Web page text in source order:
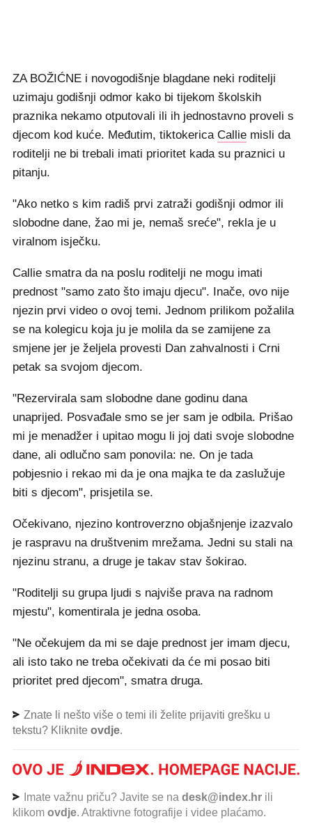
ZA BOŽIĆNE i novogodišnje blagdane neki roditelji
uzimaju godišnji odmor kako bi tijekom školskih
praznika nekamo otputovali ili ih jednostavno proveli s
djecom kod kuće. Međutim, tiktokerica Callie misli da
roditelji ne bi trebali imati prioritet kada su praznici u
pitanju.
"Ako netko s kim radiš prvi zatraži godišnji odmor ili
slobodne dane, žao mi je, nemaš sreće", rekla je u
viralnom isječku.
Callie smatra da na poslu roditelji ne mogu imati
prednost "samo zato što imaju djecu". Inače, ovo nije
njezin prvi video o ovoj temi. Jednom prilikom požalila
se na kolegicu koja ju je molila da se zamijene za
smjene jer je željela provesti Dan zahvalnosti i Crni
petak sa svojom djecom.
"Rezervirala sam slobodne dane godinu dana
unaprijed. Posvađale smo se jer sam je odbila. Prišao
mi je menadžer i upitao mogu li joj dati svoje slobodne
dane, ali odlučno sam ponovila: ne. On je tada
pobjesnio i rekao mi da je ona majka te da zaslužuje
biti s djecom", prisjetila se.
Očekivano, njezino kontroverzno objašnjenje izazvalo
je raspravu na društvenim mrežama. Jedni su stali na
njezinu stranu, a druge je takav stav šokirao.
"Roditelji su grupa ljudi s najviše prava na radnom
mjestu", komentirala je jedna osoba.
"Ne očekujem da mi se daje prednost jer imam djecu,
ali isto tako ne treba očekivati da će mi posao biti
prioritet pred djecom", smatra druga.
Znate li nešto više o temi ili želite prijaviti grešku u
tekstu? Kliknite ovdje.
Imate važnu priču? Javite se na desk@index.hr ili
klikom ovdje. Atraktivne fotografije i videe plaćamo.